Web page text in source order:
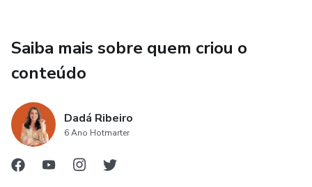
Saiba mais sobre quem criou o
conteúdo
Dadá Ribeiro
6 Ano Hotmarter